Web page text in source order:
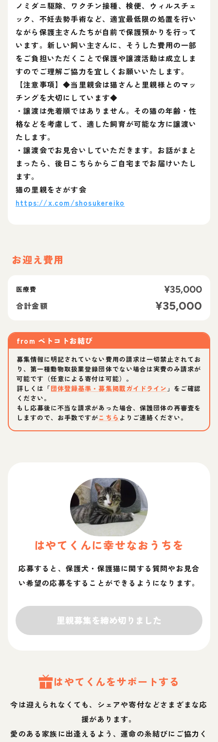
ノミダニ駆除、ワクチン接種、検便、ウィルスチェ
ック、不妊去勢手術など、適宜最低限の処置を行い
ながら保護主さんたちが自前で保護預かりを行って
います。新しい飼い主さんに、そうした費用の一部
をご負担いただくことで保護や譲渡活動は成立しま
すのでご理解ご協力を宜しくお願いいたします。
【注意事項】◆当里親会は猫さんと里親様とのマッ
チングを大切にしています◆
・譲渡は先着順ではありません。その猫の年齢・性
格などを考慮して、適した飼育が可能な方に譲渡い
たします。
・譲渡会でお見合いしていただきます。お話がまと
まったら、後日こちらからご自宅までお届けいたし
ます。
猫の里親をさがす会
https://x.com/shosukereiko
お迎え費用
医療費 ¥35,000
合計金額 ¥35,000
from ペトコトお結び
募集情報に明記されていない費用の請求は一切禁止されてお
り、第一種動物取扱業登録団体でない場合は実費のみ請求が
可能です（任意による寄付は可能）。
詳しくは「団体登録基準・募集掲載ガイドライン 」をご確認
ください。
もし応募後に不当な請求があった場合、保護団体の再審査を
しますので、お手数ですがこちら よりご連絡ください。
はやて くんに幸せなおうちを
応募すると、保護犬・保護猫に関する質問やお見合
い希望の応募をすることができるようになります。
里親募集を締め切りました
はやて くんをサポートする
今は迎えられなくても、シェアや寄付などさまざまな応
援があります。
愛のある家族に出逢えるよう、運命の糸結びにご協力く